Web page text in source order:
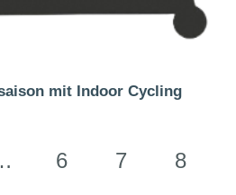
mit Indoor Cycling
6 7 8